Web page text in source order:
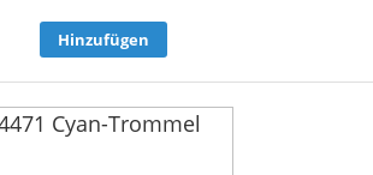
Hinzufügen